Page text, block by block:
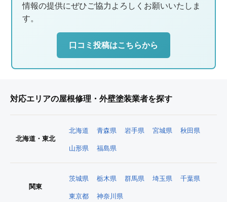
情報の提供にぜひご協力よろしくお願いいたしま
す。
口コミ投稿はこちらから
対応エリアの屋根修理・外壁塗装業者を探す
北海道・東北
北海道 青森県 岩手県 宮城県 秋田県
山形県 福島県
関東
茨城県 栃木県 群馬県 埼玉県 千葉県
東京都 神奈川県